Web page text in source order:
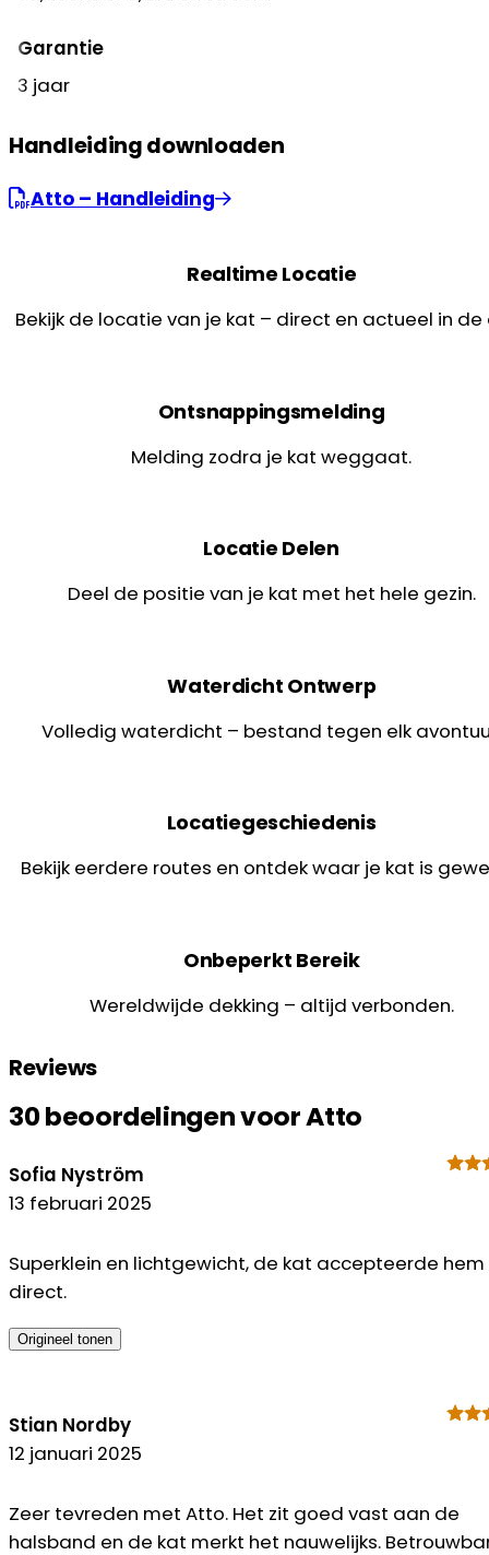
Garantie
3 jaar
Handleiding downloaden
Atto – Handleiding
Realtime Locatie
Bekijk de locatie van je kat – direct en actueel in de
Ontsnappingsmelding
Melding zodra je kat weggaat.
Locatie Delen
Deel de positie van je kat met het hele gezin.
Waterdicht Ontwerp
Volledig waterdicht – bestand tegen elk
Locatiegeschiedenis
Bekijk eerdere routes en ontdek waar je kat is
Onbeperkt Bereik
Wereldwijde dekking – altijd verbonden.
Reviews
30 beoordelingen voorAtto
Sofia Nyström
13 februari 2025
Superklein en lichtgewicht, de kat accepteerde hem
direct.
Origineel tonen
Stian Nordby
12 januari 2025
Zeer tevreden met Atto. Het zit goed vast aan de
halsband en de kat merkt het nauwelijks.